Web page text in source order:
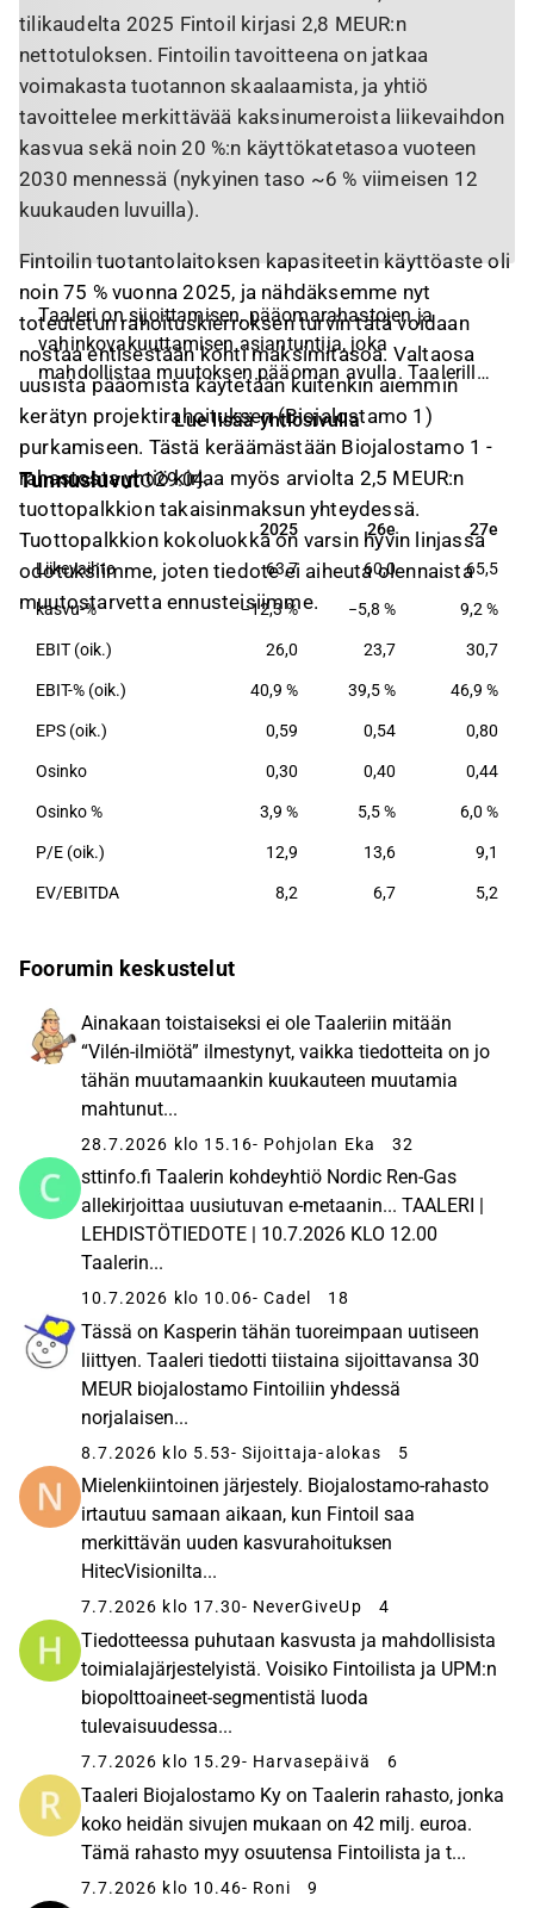
tilikaudelta 2025 Fintoil kirjasi 2,8 MEUR:n
nettotuloksen. Fintoilin tavoitteena on jatkaa
voimakasta tuotannon skaalaamista, ja yhtiö
tavoittelee merkittävää kaksinumeroista liikevaihdon
kasvua sekä noin 20 %:n käyttökatetasoa vuoteen
2030 mennessä (nykyinen taso ~6 % viimeisen 12
kuukauden luvuilla).
Fintoilin tuotantolaitoksen kapasiteetin käyttöaste oli
noin 75 % vuonna 2025, ja nähdäksemme nyt
toteutetun rahoituskierroksen turvin tätä voidaan
nostaa entisestään kohti maksimitasoa. Valtaosa
uusista pääomista käytetään kuitenkin aiemmin
kerätyn projektirahoituksen (Biojalostamo 1)
purkamiseen. Tästä keräämästään Biojalostamo 1 -
rahastosta yhtiö kirjaa myös arviolta 2,5 MEUR:n
tuottopalkkion takaisinmaksun yhteydessä.
Tuottopalkkion kokoluokka on varsin hyvin linjassa
odotuksiimme, joten tiedote ei aiheuta olennaista
muutostarvetta ennusteisiimme.
Taaleri on sijoittamisen, pääomarahastojen ja
vahinkovakuuttamisen asiantuntija, joka
mahdollistaa muutoksen pääoman avulla. Taalerilla
on kolme liiketoimintasegmenttiä: Pääomarahastot,
Garantia ja Sijoitukset. Pääomarahastot-segmentti
sisältää uusiutuvan energian, bioteollisuuden,
kiinteistöjen ja venture capitalin liiketoiminnot.
Garantia-segmentti koostuu Vakuutusosakeyhtiö
Garantiasta. Sijoitukset-segmentti koostuu
kasvupääomasijoituksista ja muista suorista
sijoituksista.
Lue lisää yhtiösivulla
Tunnusluvut 29.04.
2025 26e 27e
2025 26e 27e
Liikevaihto 63,7 60,0 65,5
kasvu-% −12,3 % −5,8 % 9,2 %
EBIT (oik.) 26,0 23,7 30,7
EBIT-% (oik.) 40,9 % 39,5 % 46,9 %
EPS (oik.) 0,59 0,54 0,80
Osinko 0,30 0,40 0,44
Osinko % 3,9 % 5,5 % 6,0 %
P/E (oik.) 12,9 13,6 9,1
EV/EBITDA 8,2 6,7 5,2
Foorumin keskustelut
Ainakaan toistaiseksi ei ole Taaleriin mitään
“Vilén-ilmiötä” ilmestynyt, vaikka tiedotteita on jo
tähän muutamaankin kuukauteen muutamia
mahtunut...
28.7.2026 klo 15.16- Pohjolan Eka 32
sttinfo.fi Taalerin kohdeyhtiö Nordic Ren-Gas
allekirjoittaa uusiutuvan e-metaanin... TAALERI |
LEHDISTÖTIEDOTE | 10.7.2026 KLO 12.00
Taalerin...
10.7.2026 klo 10.06- Cadel 18
Tässä on Kasperin tähän tuoreimpaan uutiseen
liittyen. Taaleri tiedotti tiistaina sijoittavansa 30
MEUR biojalostamo Fintoiliin yhdessä
norjalaisen...
8.7.2026 klo 5.53- Sijoittaja-alokas 5
Mielenkiintoinen järjestely. Biojalostamo-rahasto
irtautuu samaan aikaan, kun Fintoil saa
merkittävän uuden kasvurahoituksen
HitecVisionilta...
7.7.2026 klo 17.30- NeverGiveUp 4
Tiedotteessa puhutaan kasvusta ja mahdollisista
toimialajärjestelyistä. Voisiko Fintoilista ja UPM:n
biopolttoaineet-segmentistä luoda
tulevaisuudessa...
7.7.2026 klo 15.29- Harvasepäivä 6
Taaleri Biojalostamo Ky on Taalerin rahasto, jonka
koko heidän sivujen mukaan on 42 milj. euroa.
Tämä rahasto myy osuutensa Fintoilista ja t...
7.7.2026 klo 10.46- Roni 9